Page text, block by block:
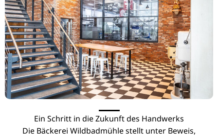
Ein Schritt in die Zukunft des Handwerks
Die Bäckerei Wildbadmühle stellt unter Beweis,